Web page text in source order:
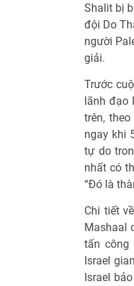
Shalit bị
đội Do
người
giải.
Trước
lãnh đạo
trên,
ngay khi
tự do
nhất có
“Đó là
Chi tiết
Mashaal
tấn công
Israel
Israel